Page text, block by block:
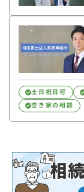
土日祝日可
空き家の相談